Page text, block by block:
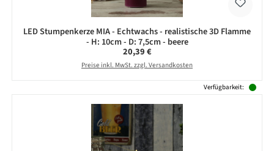
LED Stumpenkerze MIA - Echtwachs - realistische 3D Flamme
- H: 10cm - D: 7,5cm - beere
Regulärer Preis:
20,39 €
Preise inkl. MwSt. zzgl. Versandkosten
Verfügbarkeit: